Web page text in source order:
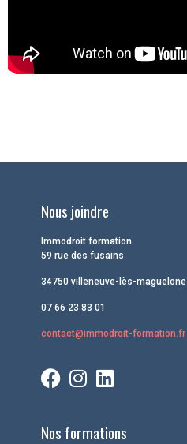
Nous joindre
Immodroit formation
59 rue des fusains
34750 villeneuve-lès-maguelone
07 66 23 83 01
contact@immodroit-formation.fr
Nos formations